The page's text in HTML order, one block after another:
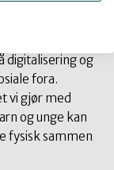
på ett
digitalisering og
fora.
vi gjør med
og unge kan
fysisk sammen